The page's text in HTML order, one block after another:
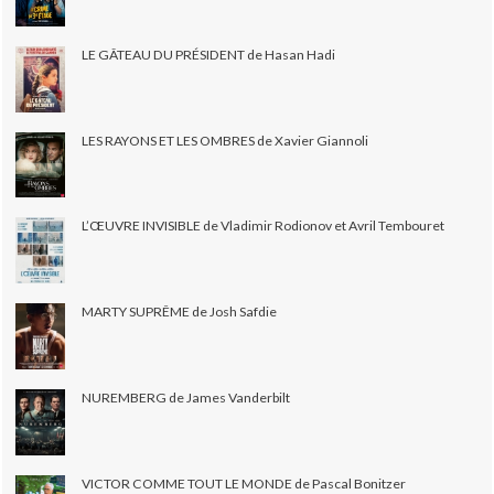
LE GÂTEAU DU PRÉSIDENT de Hasan Hadi
LES RAYONS ET LES OMBRES de Xavier Giannoli
L’ŒUVRE INVISIBLE de Vladimir Rodionov et Avril Tembouret
MARTY SUPRÊME de Josh Safdie
NUREMBERG de James Vanderbilt
VICTOR COMME TOUT LE MONDE de Pascal Bonitzer